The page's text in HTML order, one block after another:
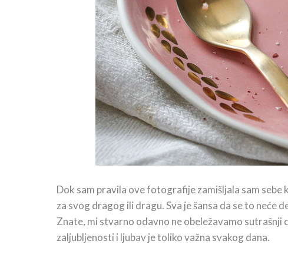
Dok sam pravila ove fotografije zamišljala sam
za svog dragog ili dragu. Sva je šansa da se to
Znate, mi stvarno odavno ne obeležavamo sutrašnji
zaljubljenosti i ljubav je toliko važna svakog dana.